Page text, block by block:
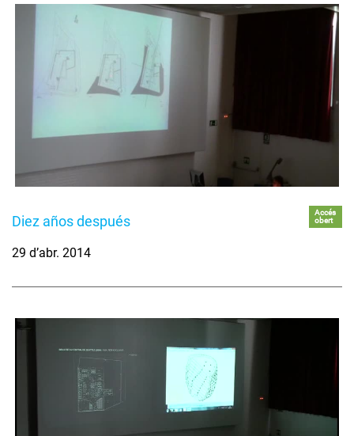
Diez años después
Accés
obert
29 d’abr. 2014